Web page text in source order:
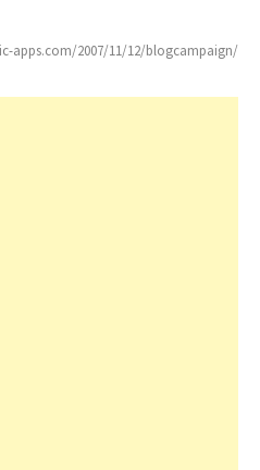
apps.com/2007/11/12/blogcampaign/